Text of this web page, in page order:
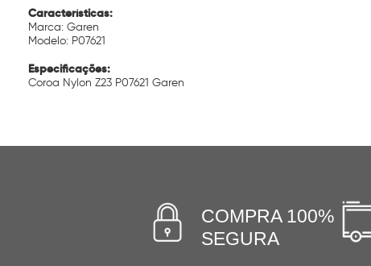
Características:
Marca: Garen
Modelo: P07621
Especificações:
Coroa Nylon Z23 P07621 Garen
COMPRA 100%
SEGURA